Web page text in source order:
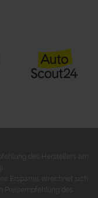
des Herstellers am
Ersparnis errechnet sich
des